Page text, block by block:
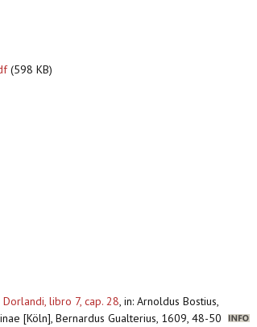
(598 KB)
libro 7, cap. 28, in: Arnoldus Bostius,
[Köln], Bernardus Gualterius, 1609, 48-50